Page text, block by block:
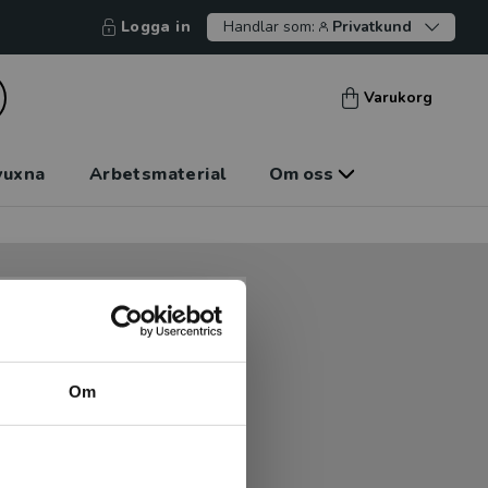
Om
Logga in Handlar som: Privatkund
Varukorg
Arbetsmaterial Om oss
betala mot faktura
hos oss.